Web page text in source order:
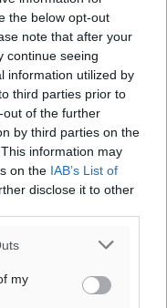
the below opt-out
note that after your
continue seeing
information utilized by
third parties prior to
of the further
by third parties on the
information may
on the IAB’s List of
disclose it to other
my